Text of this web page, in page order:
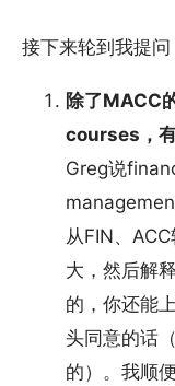
接下来轮到我提问
除了MACC
courses，
Greg说
从FIN、
大，然后解
的，你还能
头同意的话
的）。我顺